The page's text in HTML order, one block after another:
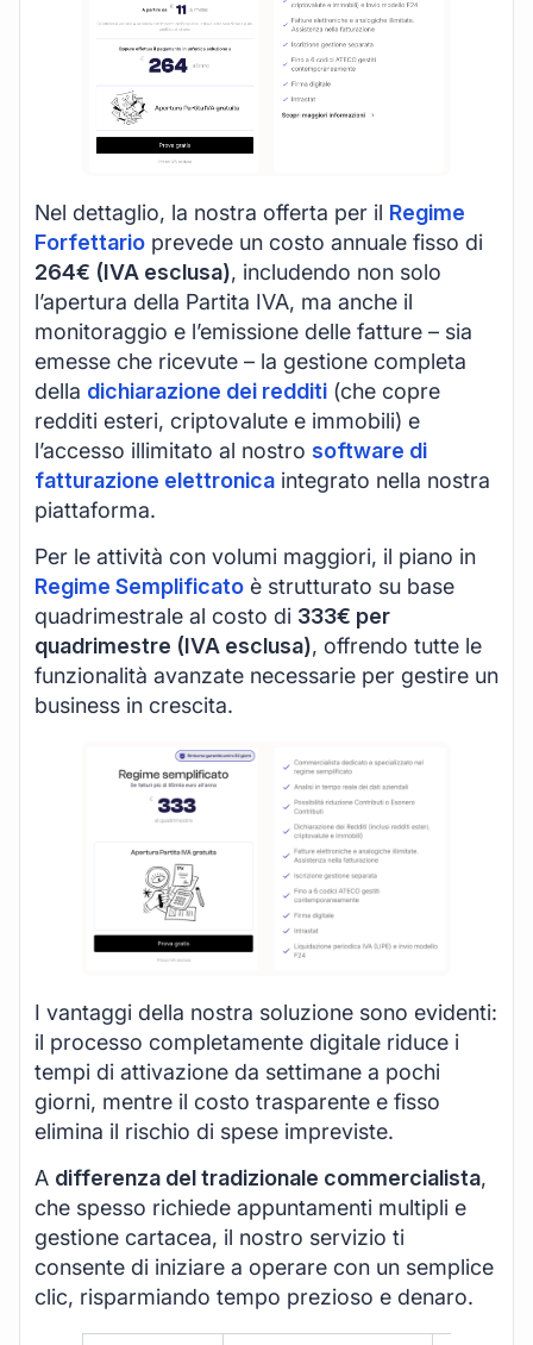
Nel dettaglio, la nostra offerta per il Regime
Forfettario prevede un costo annuale fisso di
264€ (IVA esclusa), includendo non solo
l’apertura della Partita IVA, ma anche il
monitoraggio e l’emissione delle fatture – sia
emesse che ricevute – la gestione completa
della dichiarazione dei redditi (che copre
redditi esteri, criptovalute e immobili) e
l’accesso illimitato al nostro software di
fatturazione elettronica integrato nella nostra
piattaforma.
Per le attività con volumi maggiori, il piano in
Regime Semplificato è strutturato su base
quadrimestrale al costo di 333€ per
quadrimestre (IVA esclusa), offrendo tutte le
funzionalità avanzate necessarie per gestire un
business in crescita.
I vantaggi della nostra soluzione sono evidenti:
il processo completamente digitale riduce i
tempi di attivazione da settimane a pochi
giorni, mentre il costo trasparente e fisso
elimina il rischio di spese impreviste.
A differenza del tradizionale commercialista,
che spesso richiede appuntamenti multipli e
gestione cartacea, il nostro servizio ti
consente di iniziare a operare con un semplice
clic, risparmiando tempo prezioso e denaro.